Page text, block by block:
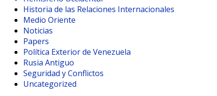
Historia de las Relaciones Internacionales
Medio Oriente
Noticias
Papers
Política Exterior de Venezuela
Rusia Antiguo
Seguridad y Conflictos
Uncategorized